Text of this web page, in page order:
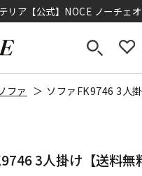
リア【公式】NOCE ノーチェ
ファ
ソファFK9746 3人
3人掛け【送料無